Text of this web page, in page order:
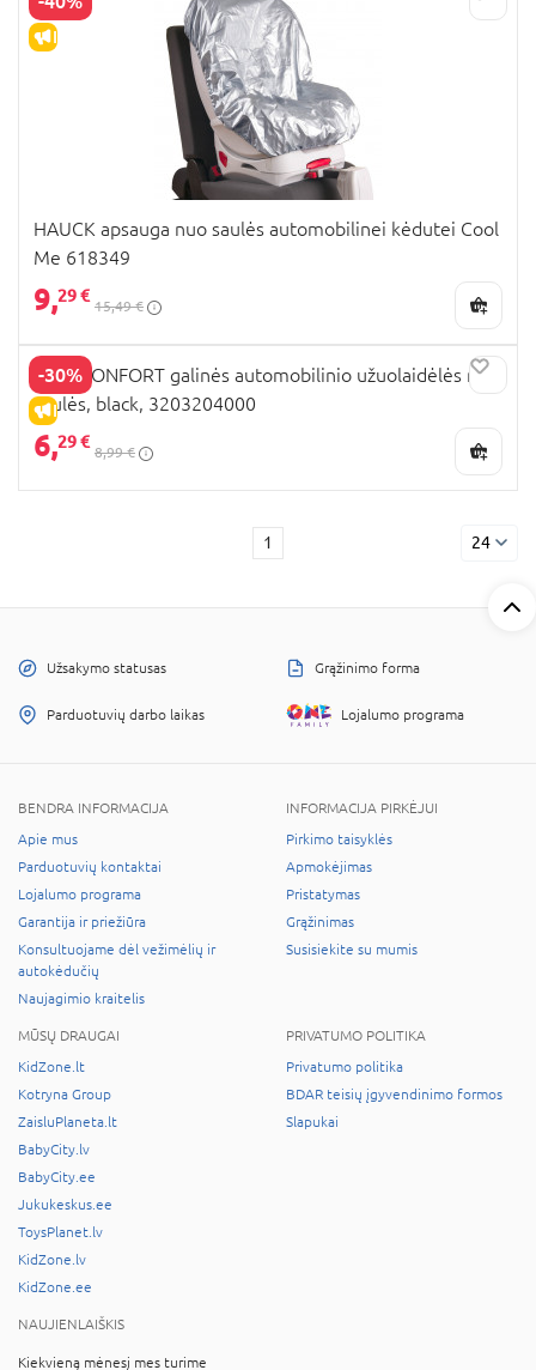
IŠPARDAVIMAS
HAUCK apsauga nuo saulės automobilinei kėdutei Cool
Me 618349
9,29 €
15,49 €
-30%
IŠPARDAVIMAS
BEBECONFORT galinės automobilinio užuolaidėlės nuo
saulės, black, 3203204000
6,29 €
8,99 €
1 24
Užsakymo statusas Grąžinimo forma
Parduotuvių darbo laikas Lojalumo programa
BENDRA INFORMACIJA
Apie mus
Parduotuvių kontaktai
Lojalumo programa
Garantija ir priežiūra
Konsultuojame dėl vežimėlių ir
autokėdučių
Naujagimio kraitelis
INFORMACIJA PIRKĖJUI
Pirkimo taisyklės
Apmokėjimas
Pristatymas
Grąžinimas
Susisiekite su mumis
MŪSŲ DRAUGAI
KidZone.lt
Kotryna Group
ZaisluPlaneta.lt
BabyCity.lv
BabyCity.ee
Jukukeskus.ee
ToysPlanet.lv
KidZone.lv
KidZone.ee
PRIVATUMO POLITIKA
Privatumo politika
BDAR teisių įgyvendinimo formos
Slapukai
NAUJIENLAIŠKIS
Kiekvieną mėnesį mes turime